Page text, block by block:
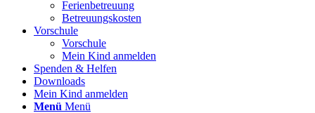
Ferienbetreuung
Betreuungskosten
Vorschule
Vorschule
Mein Kind anmelden
Spenden & Helfen
Downloads
Mein Kind anmelden
Menü Menü